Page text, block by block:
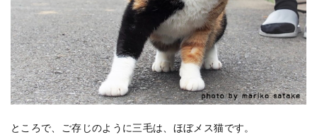
ところで、ご存じのように三毛は、ほぼメス猫です。